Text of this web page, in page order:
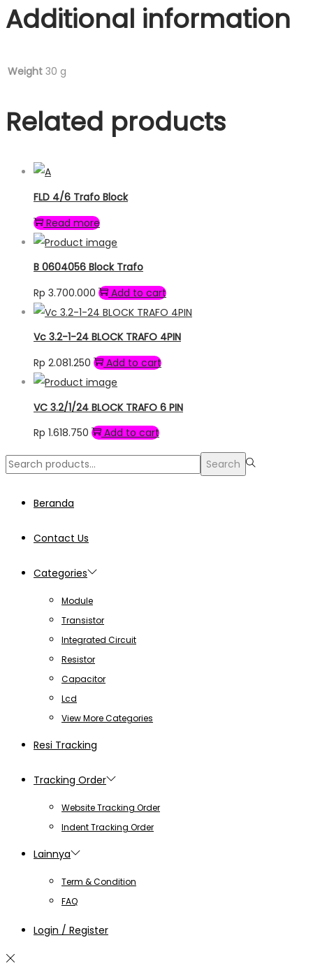
Additional information
Weight 30 g
Related products
FLD 4/6 Trafo Block
Read more
B 0604056 Block Trafo
Rp 3.700.000 Add to cart
Vc 3.2-1-24 BLOCK TRAFO 4PIN
Rp 2.081.250 Add to cart
VC 3.2/1/24 BLOCK TRAFO 6 PIN
Rp 1.618.750 Add to cart
Search
Search
Beranda
Contact Us
Categories
Module
Transistor
Integrated Circuit
Resistor
Capacitor
Lcd
View More Categories
Resi Tracking
Tracking Order
Website Tracking Order
Indent Tracking Order
Lainnya
Term & Condition
FAQ
Login / Register